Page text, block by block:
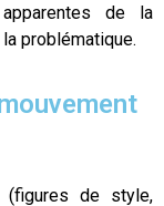
de la
problématique.
(figures de style,